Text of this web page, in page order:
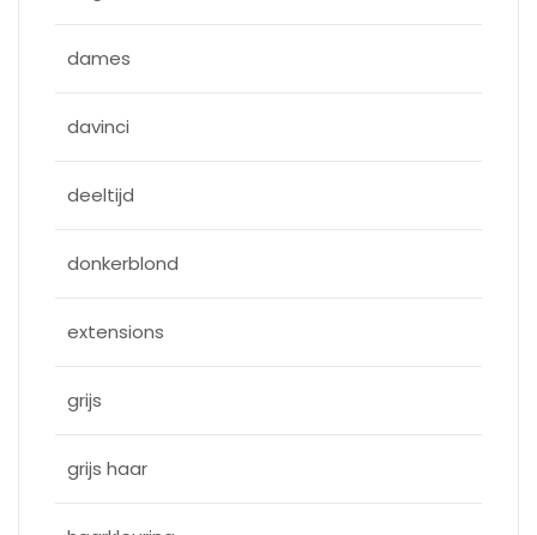
dames
davinci
deeltijd
donkerblond
extensions
grijs
grijs haar